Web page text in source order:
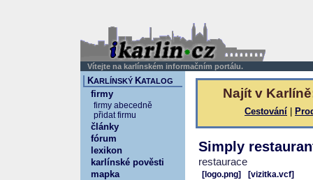
Vítejte na karlínském informačním portálu.
Najít v
Cestování
Simply
restaurace
[logo.png] [vizitka.vcf]
KARLÍNSKÝ KATALOG
firmy
firmy abecedně
přidat firmu
články
fórum
lexikon
karlínské pověsti
mapka